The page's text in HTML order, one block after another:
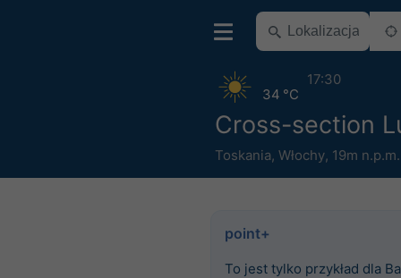
Cross-section
Toskania, Włochy, 19m n.p.m.
34 °C
17:30
point+
To jest tylko przykład dla